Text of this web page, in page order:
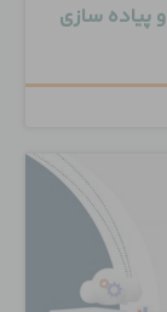
دوره مقدماتی مدیریت سیسکو NX-OS و پیاده سازی